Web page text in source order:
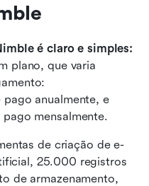
plano, que varia
pago anualmente, e
mensalmente.
de criação de e-
25.000 registros
de armazenamento,